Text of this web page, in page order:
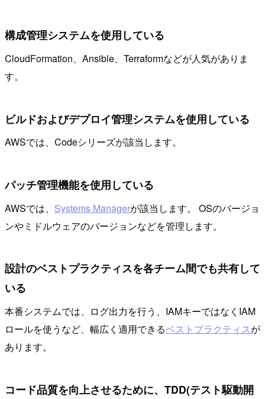
構成管理システムを使用している
CloudFormation、Ansible、Terraformなどが人気がありま
す。
ビルドおよびデプロイ管理システムを使用している
AWSでは、Codeシリーズが該当します。
パッチ管理機能を使用している
AWSでは、 Systems Managerが該当します。 OSのバージョ
ンやミドルウェアのバージョンなどを管理します。
設計のベストプラクティスを各チーム間でも共有して
いる
本番システムでは、ログ出力を行う、IAMキーではなくIAM
ロールを使うなど、幅広く適用できるベストプラクティスが
あります。
コード品質を向上させるために、TDD(テスト駆動開